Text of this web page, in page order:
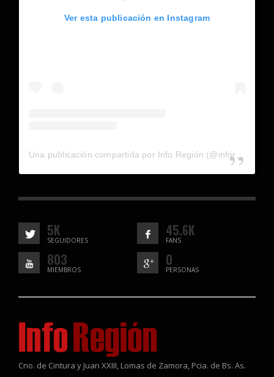
Ver esta publicación en Instagram
5K
SEGUIDORES
45.6K
FANS
803
MIEMBROS
0
PERSONAS
Cno. de Cintura y Juan XXIII, Lomas de Zamora, Pcia. de Bs. As.